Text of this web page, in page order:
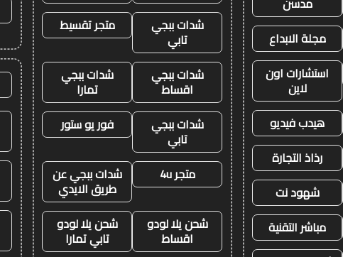
مجلة الابداع
استشارات اون
لاين
هيدب فيديو
رذاذ التجارة
شهود نت
مباشر التقنية
شدات ببجي
تابي
متجر تقسيط
شدات ببجي
اقساط
شدات ببجي
تمارا
شدات ببجي
تابي
فور يو ستور
متجر 4u شدات ببجي عن
طريق الايدي
شحن يلا لودو
اقساط
شحن يلا لودو
تابي تمارا